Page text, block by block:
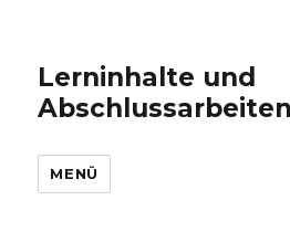
Lerninhalte und
Abschlussarbeiten
MENÜ